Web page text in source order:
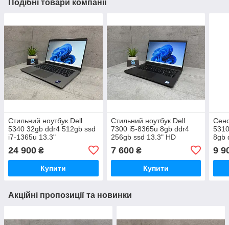
Подібні товари компанії
Стильний ноутбук Dell
5340 32gb ddr4 512gb ssd
i7-1365u 13.3"
24 900 ₴
Купити
Стильний ноутбук Dell
7300 i5-8365u 8gb ddr4
256gb ssd 13.3" HD
7 600₴
Купити
8gb
9
Акційні пропозиції та новинки